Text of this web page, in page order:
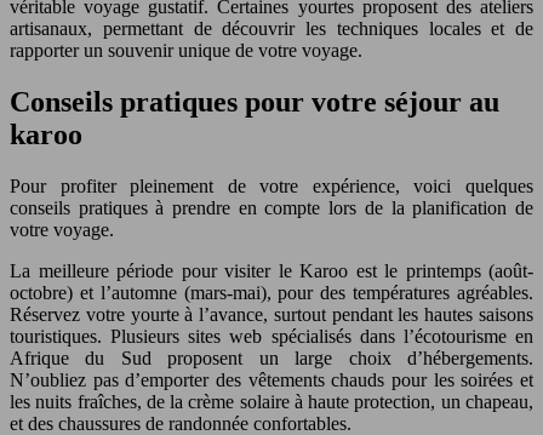
véritable voyage gustatif. Certaines yourtes proposent des ateliers
artisanaux, permettant de découvrir les techniques locales et de
rapporter un souvenir unique de votre voyage.
Conseils pratiques pour votre séjour au
karoo
Pour profiter pleinement de votre expérience, voici quelques
conseils pratiques à prendre en compte lors de la planification de
votre voyage.
La meilleure période pour visiter le Karoo est le printemps (août-
octobre) et l’automne (mars-mai), pour des températures agréables.
Réservez votre yourte à l’avance, surtout pendant les hautes saisons
touristiques. Plusieurs sites web spécialisés dans l’écotourisme en
Afrique du Sud proposent un large choix d’hébergements.
N’oubliez pas d’emporter des vêtements chauds pour les soirées et
les nuits fraîches, de la crème solaire à haute protection, un chapeau,
et des chaussures de randonnée confortables.